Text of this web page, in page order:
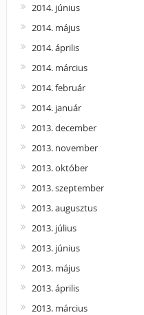
2014. június
2014. május
2014. április
2014. március
2014. február
2014. január
2013. december
2013. november
2013. október
2013. szeptember
2013. augusztus
2013. július
2013. június
2013. május
2013. április
2013. március